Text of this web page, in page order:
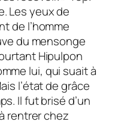
Les yeux de
de l’homme
du mensonge
Hipulpon
lui, qui suait à
l’état de grâce
Il fut brisé d’un
rentrer chez